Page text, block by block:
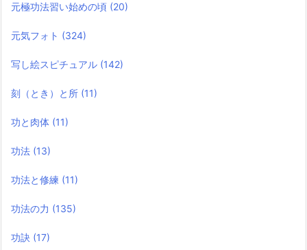
元極功法習い始めの頃 (20)
元気フォト (324)
写し絵スピチュアル (142)
刻（とき）と所 (11)
功と肉体 (11)
功法 (13)
功法と修練 (11)
功法の力 (135)
功訣 (17)